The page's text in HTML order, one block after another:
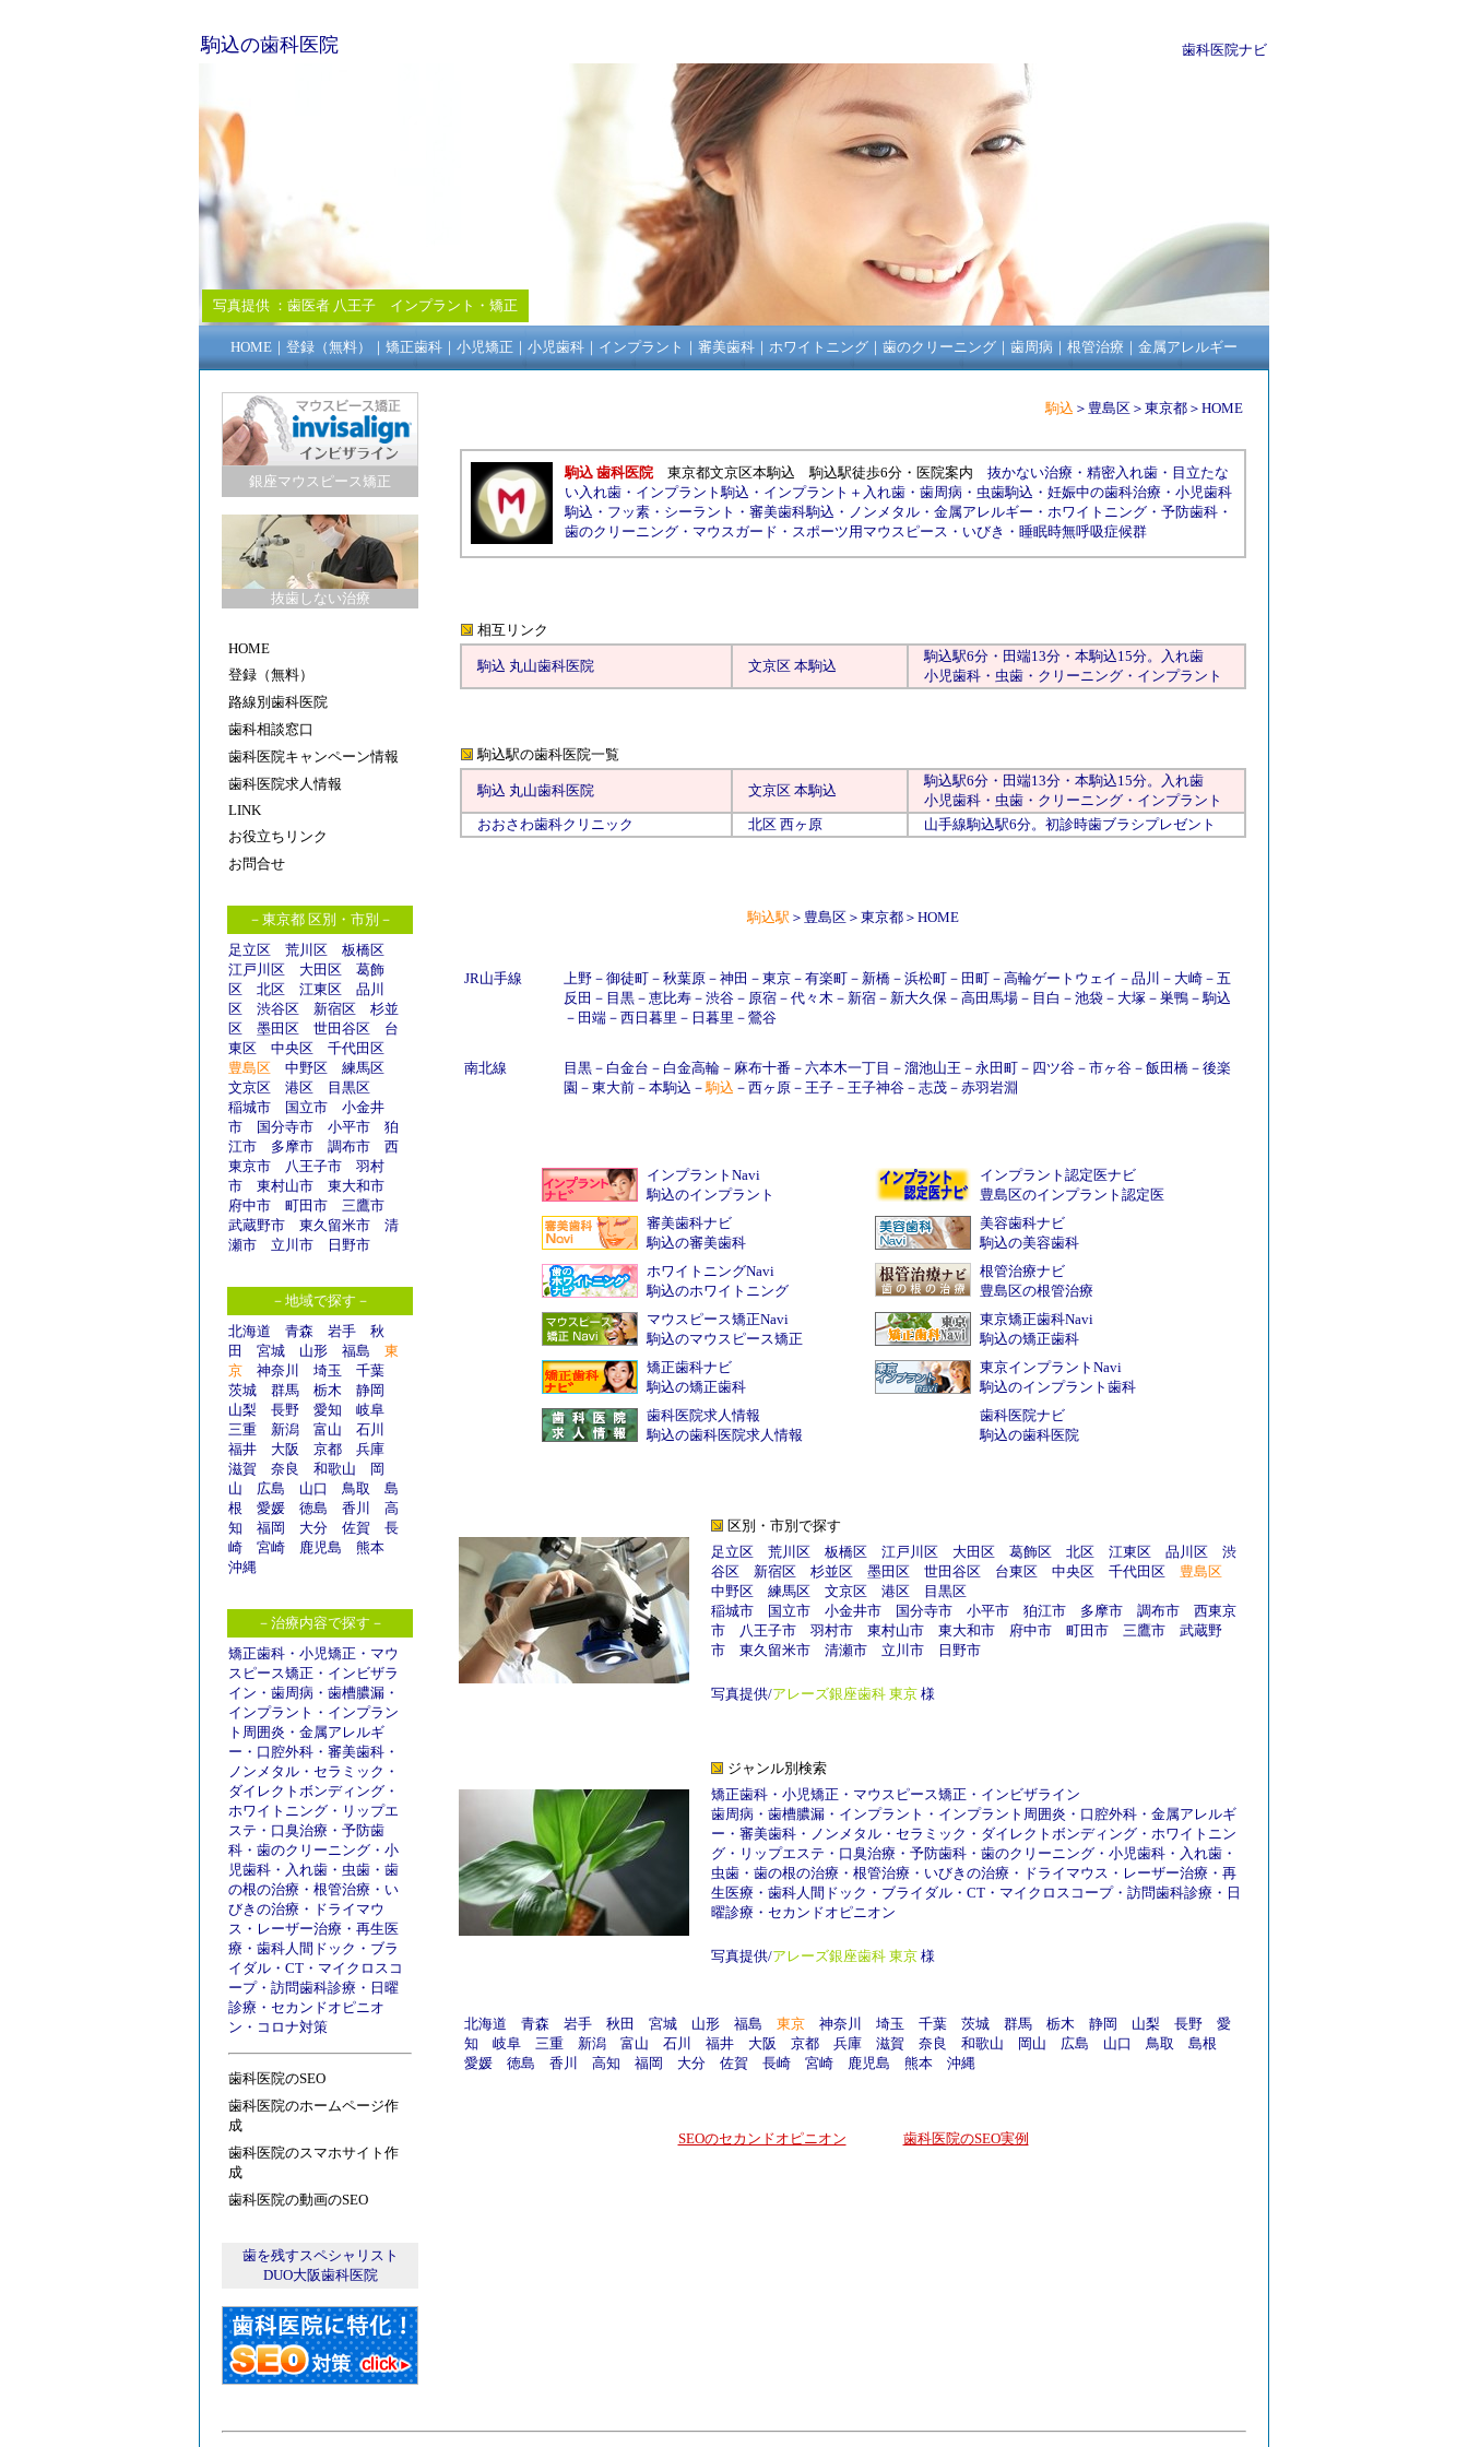
駒込の歯科医院 歯科医院ナビ
写真提供 ： 歯医者 八王子 インプラント ・ 矯正
HOME｜ 登録（無料） ｜ 矯正歯科｜ 小児矯正 ｜ 小児歯科｜ インプラント ｜ 審美歯科｜ ホワイトニング｜ 歯のクリーニング｜ 歯周病 ｜ 根管治療 ｜ 金属アレルギー
銀座マウスピース矯正
抜歯しない治療
HOME
登録（無料）
路線別歯科医院
歯科相談窓口
歯科医院キャンペーン情報
歯科医院求人情報
LINK
お役立ちリンク
お問合せ
－東京都 区別・市別－
足立区
荒川区
板橋区
江戸川区
大田区
葛飾
区
北区 江東区
品川
区
渋谷区 新宿区
杉並
区
墨田区 世田谷区
台
東区
中央区
千代田区
豊島区
中野区
練馬区
文京区
港区
目黒区
稲城市
国立市 小金井
市
国分寺市 小平市
狛
江市
多摩市 調布市
西
東京市
八王子市
羽村
市
東村山市
東大和市
府中市
町田市
三鷹市
武蔵野市
東久留米市
清
瀬市
立川市 日野市
－地域で探す－
北海道
青森 岩手
秋
田
宮城 山形 福島
東
京
神奈川 埼玉
千葉
茨城
群馬 栃木
静岡
山梨
長野 愛知
岐阜
三重
新潟 富山
石川
福井
大阪 京都
兵庫
滋賀
奈良 和歌山
岡
山
広島 山口 鳥取
島
根
愛媛 徳島 香川
高
知
福岡 大分 佐賀
長
崎
宮崎 鹿児島
熊本
沖縄
－治療内容で探す－
矯正歯科 ・ 小児矯正 ・ マウ
スピース矯正 ・ インビザラ
イン ・ 歯周病 ・ 歯槽膿漏 ・
インプラント ・ インプラン
ト周囲炎 ・ 金属アレルギ
ー ・ 口腔外科 ・ 審美歯科 ・
ノンメタル ・ セラミック ・
ダイレクトボンディング ・
ホワイトニング ・ リップエ
ステ ・ 口臭治療 ・ 予防歯
科 ・ 歯のクリーニング ・ 小
児歯科 ・ 入れ歯 ・ 虫歯 ・ 歯
の根の治療 ・ 根管治療 ・ い
びきの治療 ・ ドライマウ
ス ・ レーザー治療 ・ 再生医
療 ・ 歯科人間ドック ・ ブラ
イダル ・ CT ・ マイクロスコ
ープ・ 訪問歯科診療 ・ 日曜
診療 ・ セカンドオピニオ
ン ・ コロナ対策
歯科医院のSEO
歯科医院のホームページ作
成
歯科医院のスマホサイト作
成
歯科医院の動画のSEO
歯を残すスペシャリスト
DUO大阪歯科医院
駒込 ＞ 豊島区 ＞ 東京都 ＞ HOME
駒込 歯科医院 東京都文京区本駒込 駒込駅徒歩6分 ・ 医院案内 抜かない治療 ・ 精密入れ歯 ・ 目立たな
い入れ歯 ・ インプラント駒込 ・ インプラント＋入れ歯 ・ 歯周病 ・ 虫歯駒込 ・ 妊娠中の歯科治療 ・ 小児歯科
駒込 ・ フッ素 ・ シーラント ・ 審美歯科駒込 ・ ノンメタル ・ 金属アレルギー ・ ホワイトニング ・ 予防歯科 ・
歯のクリーニング ・ マウスガード ・ スポーツ用マウスピース ・ いびき ・ 睡眠時無呼吸症候群
相互リンク
駒込 丸山歯科医院 文京区 本駒込
駒込駅6分・ 田端13分・ 本駒込15分。
入れ歯
小児歯科 ・ 虫歯 ・ クリーニング ・ インプラント
駒込駅の歯科医院一覧
駒込 丸山歯科医院 文京区 本駒込
駒込駅6分・ 田端13分・ 本駒込15分。
入れ歯
小児歯科 ・ 虫歯 ・ クリーニング ・ インプラント
おおさわ歯科クリニック
北区 西ヶ原 山手線駒込駅6分。初診時歯ブラシプレゼント
駒込駅 ＞ 豊島区 ＞ 東京都 ＞ HOME
JR山手線 上野－ 御徒町－ 秋葉原－ 神田 － 東京－ 有楽町－ 新橋－ 浜松町－ 田町－ 高輪ゲートウェイ － 品川 － 大崎－ 五
反田 － 目黒－ 恵比寿－ 渋谷－ 原宿－ 代々木 － 新宿－ 新大久保－ 高田馬場－ 目白 － 池袋－ 大塚－ 巣鴨－駒込
－ 田端－ 西日暮里 － 日暮里 － 鶯谷
南北線 目黒－ 白金台 － 白金高輪－ 麻布十番 － 六本木一丁目 － 溜池山王 － 永田町－ 四ツ谷－ 市ヶ谷－ 飯田橋－ 後楽
園 － 東大前－ 本駒込 －駒込 － 西ヶ原－ 王子－ 王子神谷－ 志茂－ 赤羽岩淵
インプラントNavi
駒込のインプラント
インプラント認定医ナビ
豊島区のインプラント認定医
審美歯科ナビ
駒込の審美歯科
美容歯科ナビ
駒込の美容歯科
ホワイトニングNavi
駒込のホワイトニング
根管治療ナビ
豊島区の根管治療
マウスピース矯正Navi
駒込のマウスピース矯正
東京矯正歯科Navi
駒込の矯正歯科
矯正歯科ナビ
駒込の矯正歯科
東京インプラントNavi
駒込のインプラント歯科
歯科医院求人情報
駒込の歯科医院求人情報
歯科医院ナビ
駒込の歯科医院
区別・市別で探す
足立区
荒川区 板橋区 江戸川区 大田区 葛飾区 北区 江東区 品川区
渋
谷区
新宿区 杉並区 墨田区 世田谷区 台東区 中央区 千代田区
豊島区
中野区
練馬区 文京区 港区
目黒区
稲城市
国立市 小金井市 国分寺市 小平市 狛江市 多摩市 調布市
西東京
市
八王子市 羽村市 東村山市 東大和市 府中市 町田市 三鷹市
武蔵野
市
東久留米市 清瀬市 立川市 日野市
写真提供/アレーズ銀座歯科 東京 様
ジャンル別検索
矯正歯科 ・ 小児矯正 ・ マウスピース矯正 ・ インビザライン
歯周病 ・ 歯槽膿漏 ・ インプラント ・ インプラント周囲炎 ・ 口腔外科 ・ 金属アレルギ
ー ・ 審美歯科 ・ ノンメタル ・ セラミック ・ ダイレクトボンディング ・ ホワイトニン
グ ・ リップエステ ・ 口臭治療 ・ 予防歯科 ・ 歯のクリーニング ・ 小児歯科 ・ 入れ歯 ・
虫歯 ・ 歯の根の治療 ・ 根管治療 ・ いびきの治療 ・ ドライマウス ・ レーザー治療 ・ 再
生医療 ・ 歯科人間ドック ・ ブライダル ・ CT ・ マイクロスコープ・ 訪問歯科診療 ・ 日
曜診療 ・ セカンドオピニオン
写真提供/アレーズ銀座歯科 東京 様
北海道 青森 岩手 秋田 宮城 山形 福島 東京 神奈川 埼玉 千葉 茨城 群馬 栃木 静岡 山梨 長野
愛
知
岐阜 三重 新潟 富山 石川 福井 大阪 京都 兵庫 滋賀 奈良 和歌山 岡山 広島 山口 鳥取
島根
愛媛
徳島 香川 高知 福岡 大分 佐賀 長崎 宮崎 鹿児島 熊本 沖縄
SEOのセカンドオピニオン 歯科医院のSEO実例